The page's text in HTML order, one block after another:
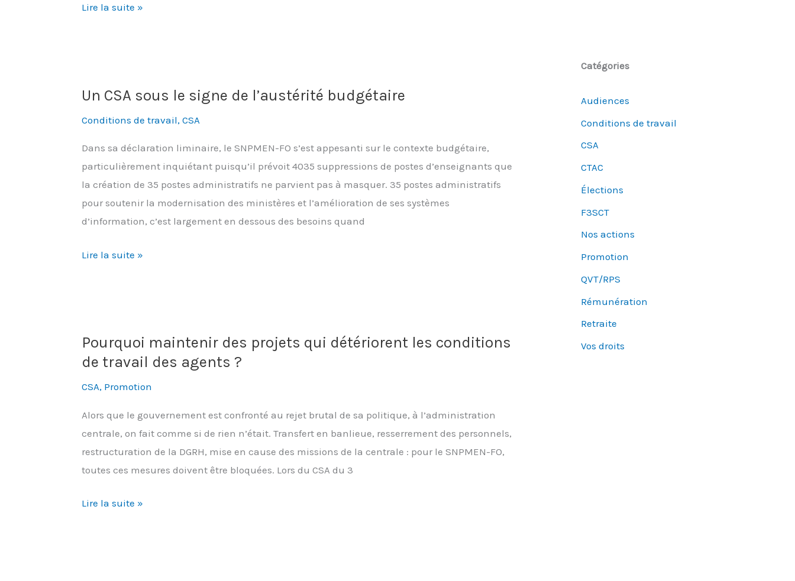
Budget
de
rabot
la
QVCT,
rien
ne
nous
Lire la suite »
Un CSA sous le signe de l’austérité budgétaire
Conditions de travail, CSA
Dans sa déclaration liminaire, le SNPMEN-FO s’est appesanti sur le contexte budgétaire,
particulièrement inquiétant puisqu’il prévoit 4035 suppressions de postes d’enseignants que
la création de 35 postes administratifs ne parvient pas à masquer. 35 postes administratifs
pour soutenir la modernisation des ministères et l’amélioration de ses systèmes
d’information, c’est largement en dessous des besoins quand
Un
de
l’austérité
budgétaire
Lire la suite »
Pourquoi maintenir des projets qui détériorent les conditions
de travail des agents ?
CSA, Promotion
Alors que le gouvernement est confronté au rejet brutal de sa politique, à l’administration
centrale, on fait comme si de rien n’était. Transfert en banlieue, resserrement des personnels,
restructuration de la DGRH, mise en cause des missions de la centrale : pour le SNPMEN-FO,
toutes ces mesures doivent être bloquées. Lors du CSA du 3
Pourquoi
Lire la suite »
Catégories
Audiences
Conditions de travail
CSA
CTAC
Élections
F3SCT
Nos actions
Promotion
QVT/RPS
Rémunération
Retraite
Vos droits